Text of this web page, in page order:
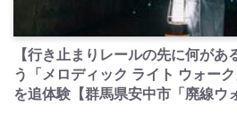
【行き止まりレールの先に何が
う「メロディック ライト ウォー
を追体験【群馬県安中市「廃線ウ